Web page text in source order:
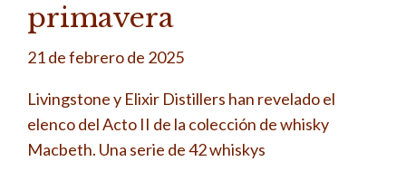
primavera
21 de febrero de 2025
Livingstone y Elixir Distillers han revelado el
elenco del Acto II de la colección de whisky
Macbeth. Una serie de 42 whiskys